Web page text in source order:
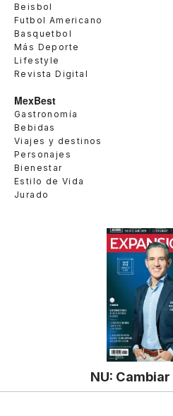
Beisbol
Futbol Americano
Basquetbol
Más Deporte
Lifestyle
Revista Digital
MexBest
Gastronomía
Bebidas
Viajes y destinos
Personajes
Bienestar
Estilo de Vida
Jurado
NU: